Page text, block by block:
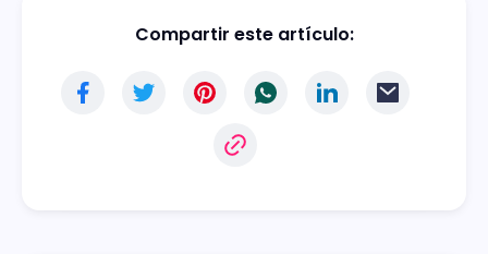
Compartir este artículo: